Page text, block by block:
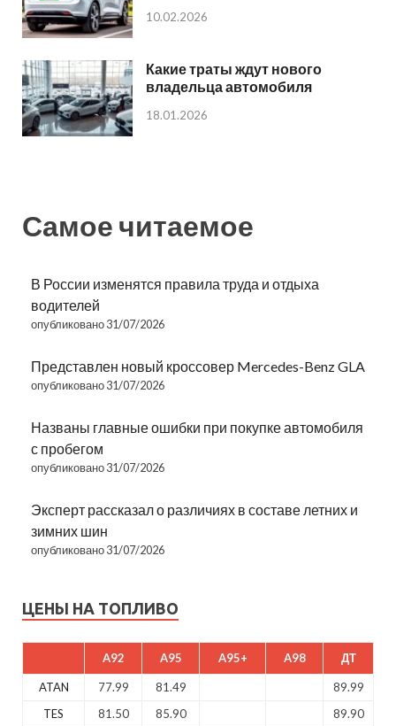
10.02.2026
Какие траты ждут нового
владельца автомобиля
18.01.2026
Самое читаемое
В России изменятся правила труда и отдыха
водителей
опубликовано 31/07/2026
Представлен новый кроссовер Mercedes-Benz GLA
опубликовано 31/07/2026
Названы главные ошибки при покупке автомобиля
с пробегом
опубликовано 31/07/2026
Эксперт рассказал о различиях в составе летних и
зимних шин
опубликовано 31/07/2026
ЦЕНЫ НА ТОПЛИВО
A92 A95 A95+ A98 ДТ
ATAN 77.99 81.49
89.99
TES
81.50 85.90
89.90